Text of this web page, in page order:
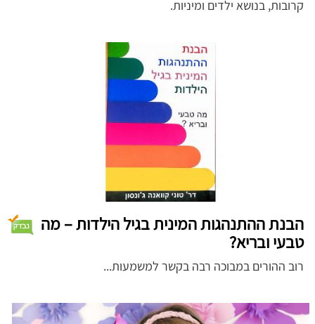
קרובות, בנושא ילדים ומיניות.
הבנת ההתנהגות המינית בגיל הילדות – מה
טבעי ובריא?
רוב ההורים במבוכה רבה בקשר למשמעות...